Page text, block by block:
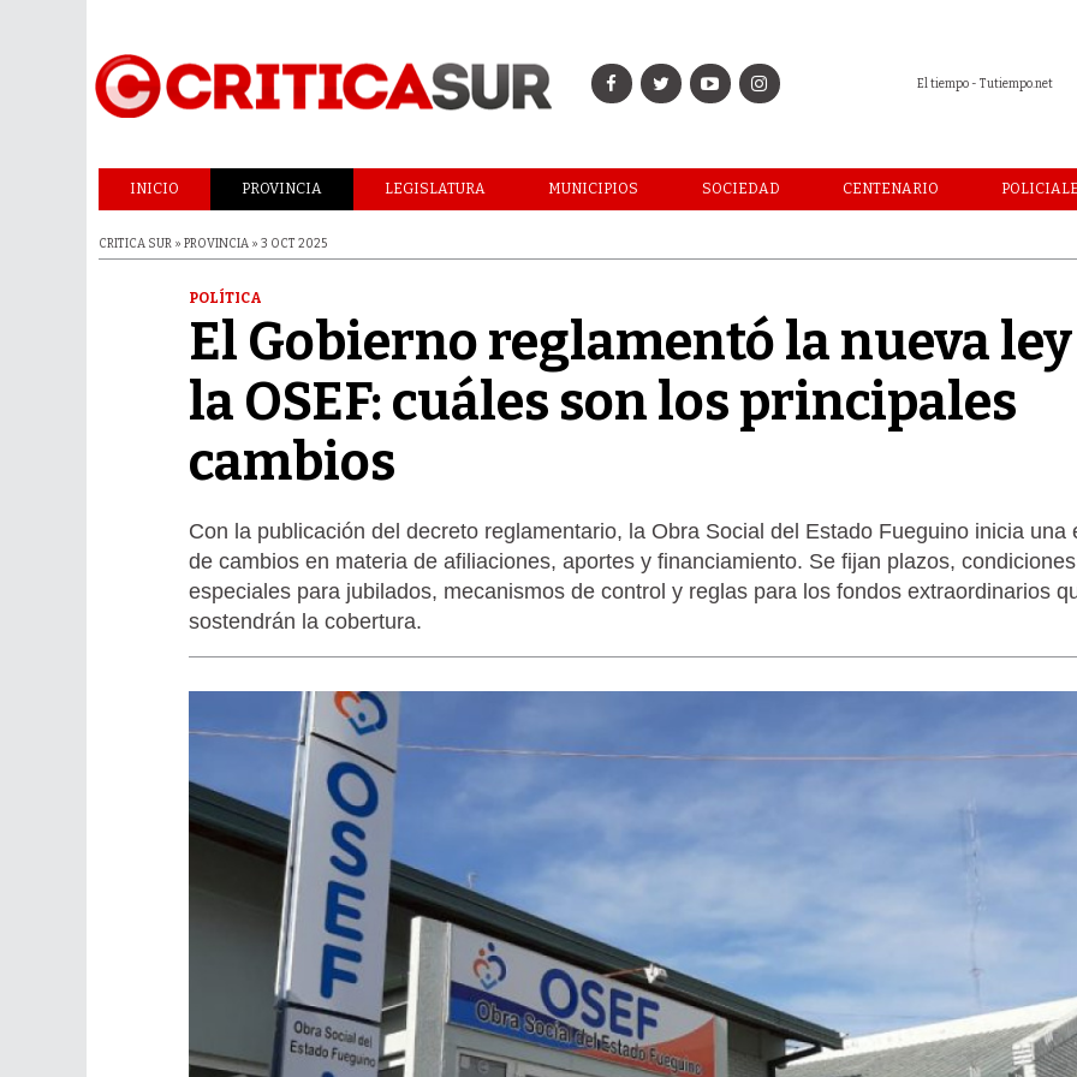
El tiempo - Tutiempo.net
INICIO PROVINCIA LEGISLATURA MUNICIPIOS SOCIEDAD CENTENARIO
CRITICA SUR » PROVINCIA » 3 OCT 2025
POLÍTICA
El Gobierno reglamentó la nueva
la OSEF: cuáles son los principales
cambios
Con la publicación del decreto reglamentario, la Obra Social del Estado Fueguino inicia una
de cambios en materia de afiliaciones, aportes y financiamiento. Se fijan plazos, condiciones
especiales para jubilados, mecanismos de control y reglas para los fondos extraordinarios
sostendrán la cobertura.
TIERRA DEL FUEGO